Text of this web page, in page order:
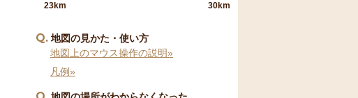
23km 30km
Q 地図の見かた・使い方
地図上のマウス操作の説明»
凡例»